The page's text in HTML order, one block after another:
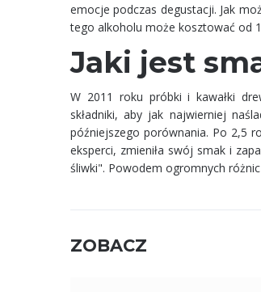
emocje podczas degustacji. Jak
tego alkoholu może kosztować od
Jaki jest
W 2011 roku próbki i kawałki
składniki, aby jak najwierniej
późniejszego porównania. Po 2,5
eksperci, zmieniła swój smak i
śliwki". Powodem ogromnych
ZOBACZ